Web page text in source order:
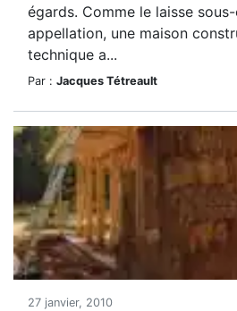
égards. Comme le laisse
appellation, une maison
technique a...
Par : Jacques Tétreault
27 janvier, 2010